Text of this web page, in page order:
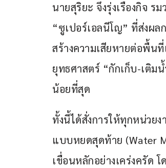
นายสุริยะ จึงรุ่งเรืองกิจ
“ซูเปอร์เอลนีโญ” ที่ส่งผ
สร้างความเสียหายต่อพื้นที่
ยุทธศาสตร์ “กักเก็บ-เติม
น้อยที่สุด
ทั้งนี้ได้สั่งการให้ทุกหน่วย
แบบหยดสุดท้าย (Water
เขื่อนหลักอย่างเคร่งครัด